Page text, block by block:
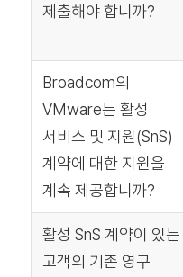
제출해야 합니까?
Broadcom의
VMware는 활성
서비스 및 지원(SnS)
계약에 대한 지원을
계속 제공합니까?
활성 SnS 계약이 있는
고객의 기존 영구